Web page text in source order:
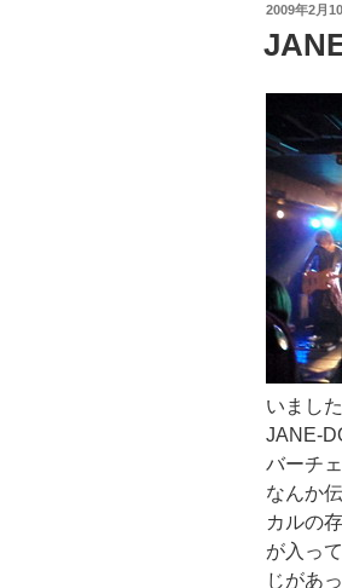
投
日:
2009年2月
いまし
JANE-
バーチ
なんか
カルの
が入っ
じがあ